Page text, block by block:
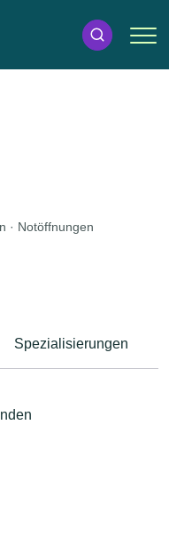
· Notöffnungen
Spezialisierungen